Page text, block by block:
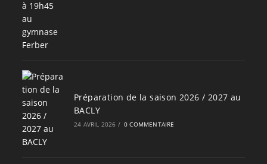
Préparation de la saison 2026 / 2027 au
BACLY
24 AVRIL 2026 / 0 COMMENTAIRE